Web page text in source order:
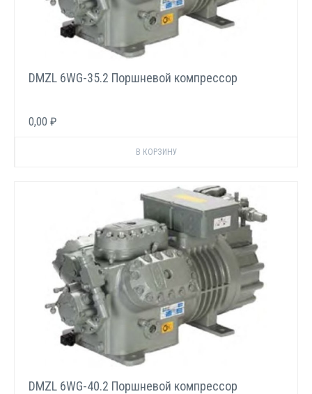
DMZL 6WG-35.2 Поршневой компрессор
0,00 ₽
DMZL 6WG-40.2 Поршневой компрессор